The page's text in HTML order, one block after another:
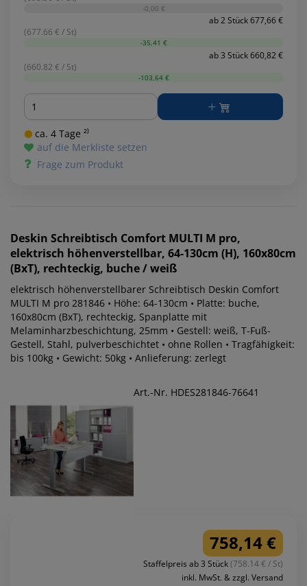
-0,00 €
ab 2 Stück 677,66 €
(677.66 € / St)
-35,41 €
ab 3 Stück 660,82 €
(660.82 € / St)
-103,64 €
Menge
ca. 4 Tage ²⁾
auf die Merkliste setzen
Frage zum Produkt
Deskin Schreibtisch Comfort MULTI M pro,
elektrisch höhenverstellbar, 64-130cm (H), 160x80cm
(BxT), rechteckig, buche / weiß
elektrisch höhenverstellbarer Schreibtisch Deskin Comfort
MULTI M pro 281846 • Höhe: 64-130cm • Platte: buche,
160x80cm (BxT), rechteckig, Spanplatte mit
Melaminharzbeschichtung, 25mm • Gestell: weiß, T-Fuß-
Gestell, Stahl, pulverbeschichtet • ohne Rollen • Tragfähigkeit:
bis 100kg • Gewicht: 50kg • Anlieferung: zerlegt
Art.-Nr. HDES281846-76641
758,14 €
Staffelpreis ab 3 Stück(758.14 € / St)
inkl. MwSt. & zzgl. Versand